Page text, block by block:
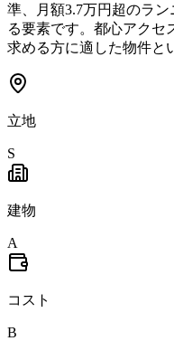
準、月額3.7万円超のラ
る要素です。都心アクセ
求める方に適した物件と
立地
S
建物
A
コスト
B